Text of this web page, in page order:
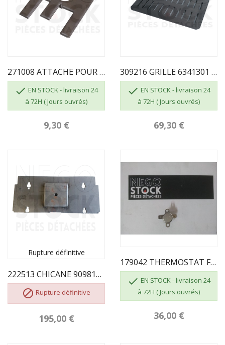
271008 ATTACHE POUR VITRE FRANCO BELGE
 EN STOCK - livraison 24
à 72H ( Jours ouvrés)
9,30 €
309216 GRILLE 6341301 FRANCO BELGE
 EN STOCK - livraison 24
à 72H ( Jours ouvrés)
69,30 €
Rupture définitive
222513 CHICANE 909816 FRANCO BELGE
 Rupture définitive
195,00 €
179042 THERMOSTAT FRANCO BELGE 6341037 Y
 EN STOCK - livraison 24
à 72H ( Jours ouvrés)
36,00 €